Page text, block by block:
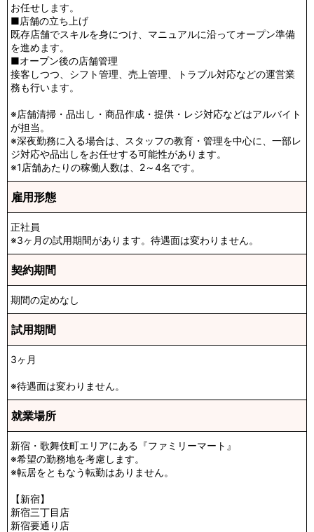
お任せします。
■店舗の立ち上げ
既存店舗でスキルを身につけ、マニュアルに沿ってオープン準備
を進めます。
■オープン後の店舗管理
接客しつつ、シフト管理、売上管理、トラブル対応などの運営業
務も行います。
※店舗清掃・品出し・商品作成・提供・レジ対応などはアルバイト
が担当。
※深夜勤務に入る場合は、スタッフの教育・管理を中心に、一部レ
ジ対応や品出しをお任せする可能性があります。
※1店舗あたりの稼働人数は、2～4名です。
雇用形態
正社員
※3ヶ月の試用期間があります。待遇面は変わりません。
契約期間
期間の定めなし
試用期間
3ヶ月
※待遇面は変わりません。
就業場所
新宿・歌舞伎町エリアにある『ファミリーマート』
※希望の勤務地を考慮します。
※転居をともなう転勤はありません。
【新宿】
新宿三丁目店
新宿要通り店